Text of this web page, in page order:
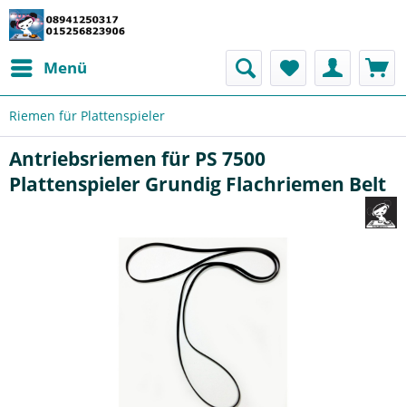
Menü
Riemen für Plattenspieler
Antriebsriemen für PS 7500
Plattenspieler Grundig Flachriemen Belt